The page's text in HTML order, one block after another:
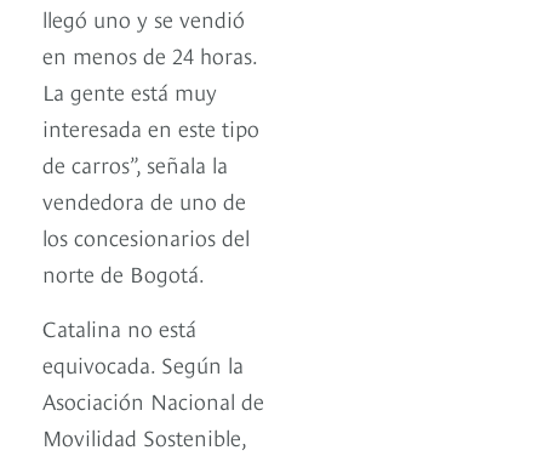
llegó uno y se vendió
en menos de 24 horas.
La gente está muy
interesada en este tipo
de carros”, señala la
vendedora de uno de
los concesionarios del
norte de Bogotá.
Catalina no está
equivocada. Según la
Asociación Nacional de
Movilidad Sostenible,